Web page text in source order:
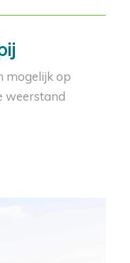
mogelijk op
weerstand